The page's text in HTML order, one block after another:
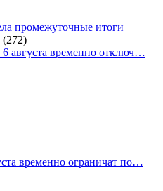
промежуточные итоги
(272)
августа временно отключ…
временно ограничат по…